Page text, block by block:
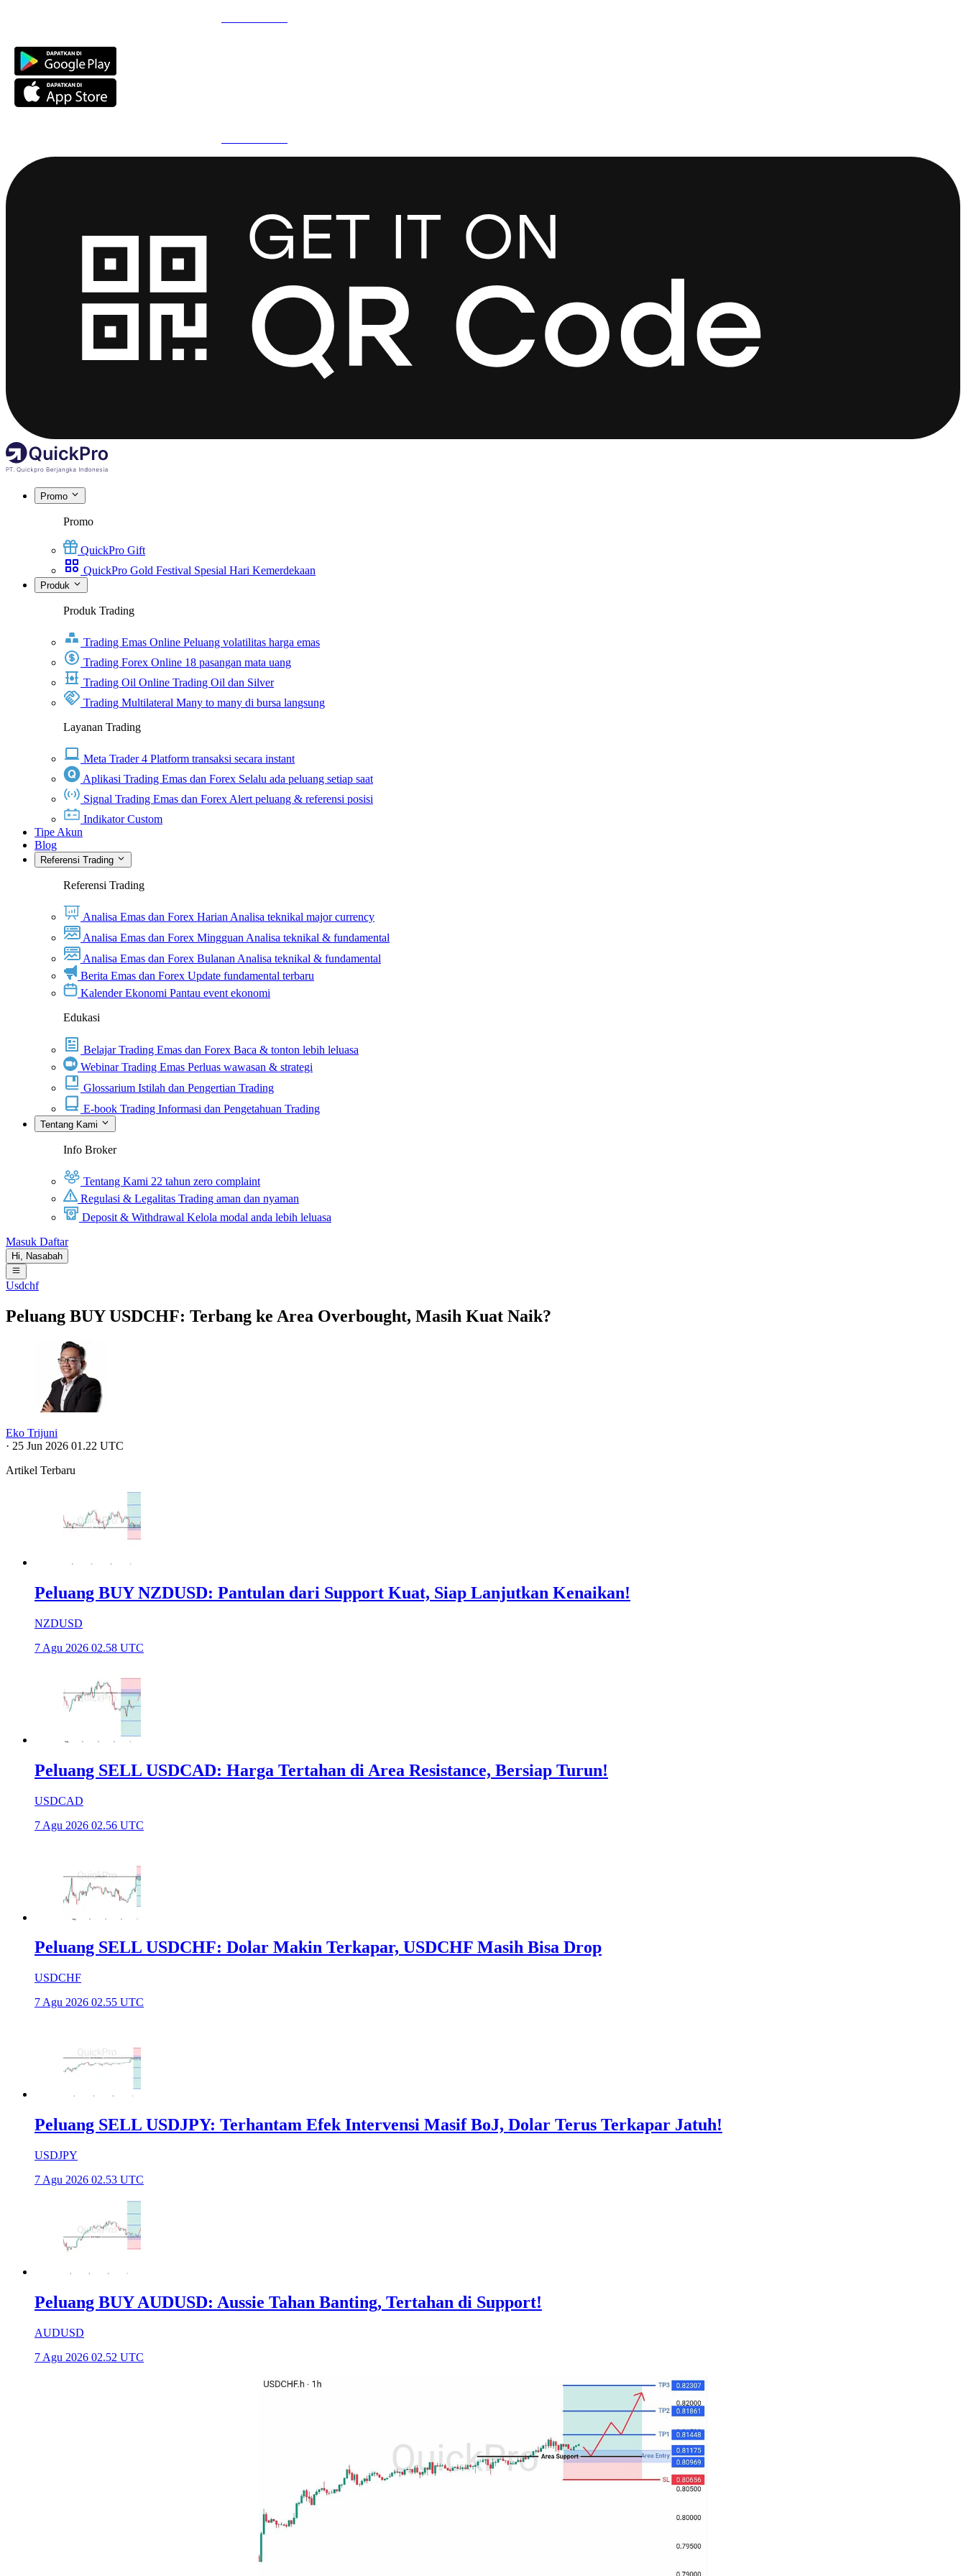
Promo
Promo
QuickPro Gift
QuickPro Gold Festival Spesial Hari Kemerdekaan
Produk
Produk Trading
Trading Emas Online Peluang volatilitas harga emas
Trading Forex Online 18 pasangan mata uang
Trading Oil Online Trading Oil dan Silver
Trading Multilateral Many to many di bursa langsung
Layanan Trading
Meta Trader 4 Platform transaksi secara instant
Aplikasi Trading Emas dan Forex Selalu ada peluang setiap saat
Signal Trading Emas dan Forex Alert peluang & referensi posisi
Indikator Custom
Tipe Akun
Blog
Referensi Trading
Referensi Trading
Analisa Emas dan Forex HarianAnalisa teknikal major currency
Analisa Emas dan Forex MingguanAnalisa teknikal & fundamental
Analisa Emas dan Forex BulananAnalisa teknikal & fundamental
Berita Emas dan Forex Update fundamental terbaru
Kalender Ekonomi Pantau event ekonomi
Edukasi
Belajar Trading Emas dan Forex Baca & tonton lebih leluasa
Webinar Trading Emas Perluas wawasan & strategi
Glossarium Istilah dan Pengertian Trading
E-book Trading Informasi dan Pengetahuan Trading
Tentang Kami
Info Broker
Tentang Kami 22 tahun zero complaint
Regulasi & Legalitas Trading aman dan nyaman
Deposit & Withdrawal Kelola modal anda lebih leluasa
Masuk Daftar
Hi, Nasabah
Usdchf
Peluang BUY USDCHF: Terbang ke Area Overbought, Masih Kuat Naik?
Eko Trijuni
· 25 Jun 2026 01.22 UTC
Artikel Terbaru
Peluang BUY NZDUSD: Pantulan dari Support Kuat, Siap Lanjutkan Kenaikan!
NZDUSD
7 Agu 2026 02.58 UTC
Peluang SELL USDCAD: Harga Tertahan di Area Resistance, Bersiap Turun!
USDCAD
7 Agu 2026 02.56 UTC
Peluang SELL USDCHF: Dolar Makin Terkapar, USDCHF Masih Bisa Drop
USDCHF
7 Agu 2026 02.55 UTC
Peluang SELL USDJPY: Terhantam Efek Intervensi Masif BoJ, Dolar Terus Terkapar Jatuh!
USDJPY
7 Agu 2026 02.53 UTC
Peluang BUY AUDUSD: Aussie Tahan Banting, Tertahan di Support!
AUDUSD
7 Agu 2026 02.52 UTC